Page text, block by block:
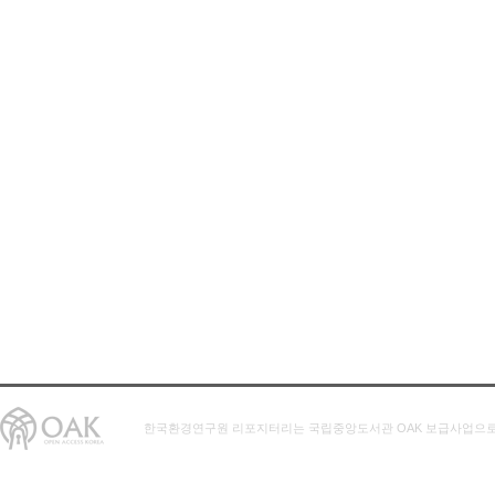
한국환경연구원 리포지터리는 국립중앙도서관 OAK 보급사업